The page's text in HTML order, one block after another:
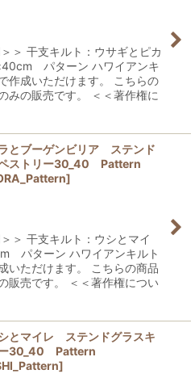
＞ 干支キルト：ウサギとピカ
パターン ハワイアンキ
作成いただけます。 こちらの
みの販売です。 ＜＜著作権に
とブーゲンビリア ステンド
ストリー30_40 Pattern
]
＞ 干支キルト：ウシとマイ
パターン ハワイアンキルト
いただけます。 こちらの商品
販売です。 ＜＜著作権につい
とマイレ ステンドグラスキ
ー30_40 Pattern
]